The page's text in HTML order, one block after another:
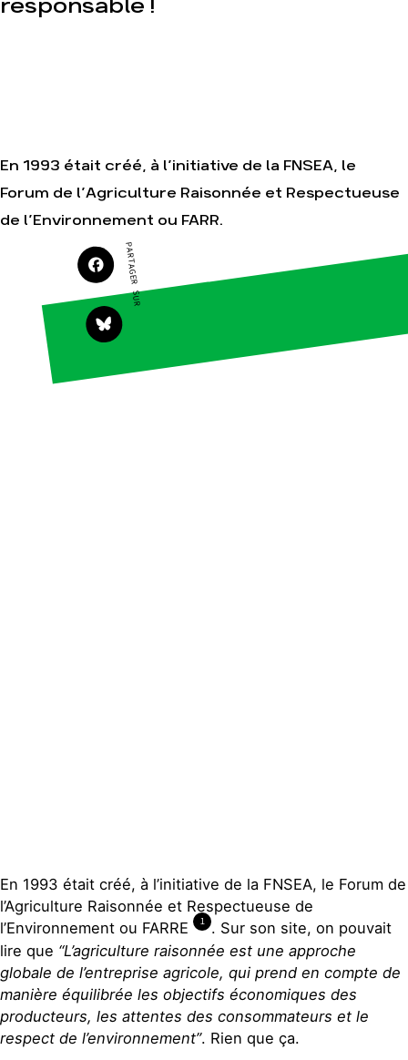
Faire un don
S'engager sur le
terrain
Agir au quotidien
Soutenir les
campagnes
Transmettre
tout ou partie
de son
patrimoine
gratuitement
les guides éco-
Climat – Énergie
Surproduction
responsable !
En 1993 était créé, à l’initiative de la FNSEA, le
Forum de l’Agriculture Raisonnée et Respectueuse
de l’Environnement ou FARR.
PARTAGER SUR
En 1993 était créé, à l’initiative de la FNSEA, le Forum de
l’Agriculture Raisonnée et Respectueuse de
l’Environnement ou FARRE
1
. Sur son site, on pouvait
lire que “L’agriculture raisonnée est une approche
globale de l’entreprise agricole, qui prend en compte de
manière équilibrée les objectifs économiques des
producteurs, les attentes des consommateurs et le
respect de l’environnement”. Rien que ça.